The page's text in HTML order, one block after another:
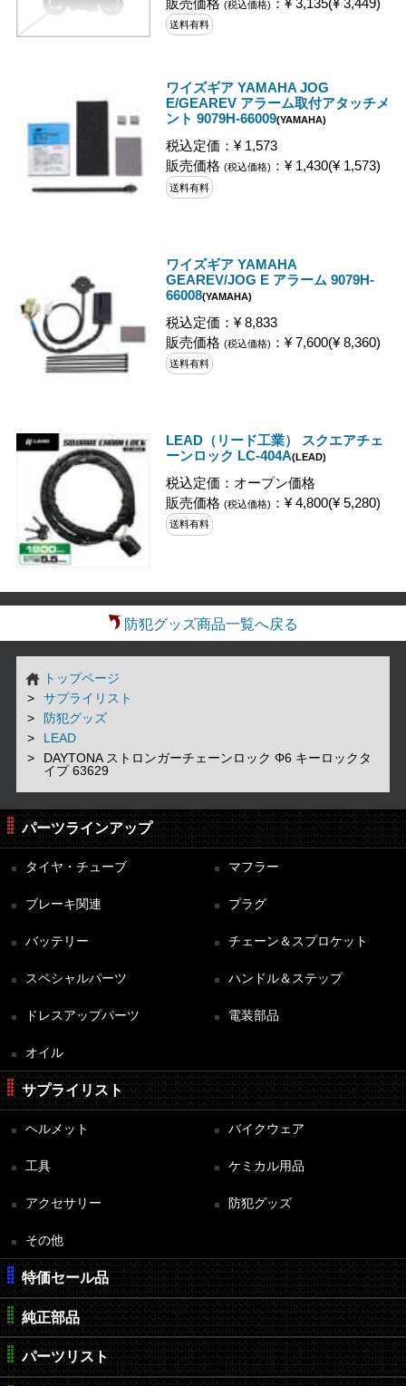
販売価格 (税込価格) ：¥ 3,135(¥ 3,449)
送料有料
ワイズギア YAMAHA JOG
E/GEAREV アラーム取付アタッチメ
ント 9079H-66009(YAMAHA)
税込定価：¥ 1,573
販売価格 (税込価格) ：¥ 1,430(¥ 1,573)
送料有料
ワイズギア YAMAHA
GEAREV/JOG E アラーム 9079H-
66008(YAMAHA)
税込定価：¥ 8,833
販売価格 (税込価格) ：¥ 7,600(¥ 8,360)
送料有料
LEAD（リード工業） スクエアチェ
ーンロック LC-404A(LEAD)
税込定価：オープン価格
販売価格 (税込価格) ：¥ 4,800(¥ 5,280)
送料有料
防犯グッズ商品一覧へ戻る
トップページ
サプライリスト
防犯グッズ
LEAD
DAYTONA ストロンガーチェーンロック Φ6 キーロックタ
イプ 63629
パーツラインアップ
タイヤ・チューブ マフラー
ブレーキ関連 プラグ
バッテリー チェーン＆スプロケット
スペシャルパーツ ハンドル＆ステップ
ドレスアップパーツ 電装部品
オイル
サプライリスト
ヘルメット バイクウェア
工具 ケミカル用品
アクセサリー 防犯グッズ
その他
特価セール品
純正部品
パーツリスト